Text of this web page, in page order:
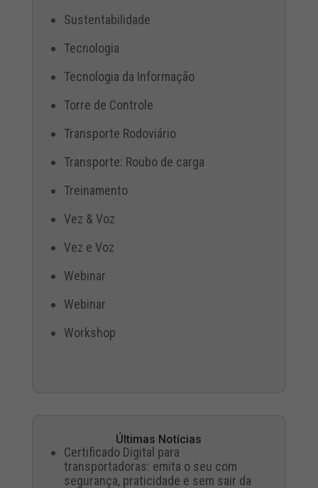
Sustentabilidade
Tecnologia
Tecnologia da Informação
Torre de Controle
Transporte Rodoviário
Transporte: Roubo de carga
Treinamento
Vez & Voz
Vez e Voz
Webinar
Webinar
Workshop
Últimas Notícias
Certificado Digital para
transportadoras: emita o seu com
segurança, praticidade e sem sair da